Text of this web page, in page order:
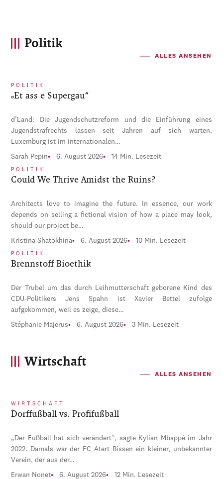
Politik
ALLES ANSEHEN
POLITIK
„Et ass e Supergau“
d’Land: Die Jugendschutzreform und die Einführung eines
Jugendstrafrechts lassen seit Jahren auf sich warten.
Luxemburg ist im internationalen…
Sarah Pepin 6. August 2026 14 Min. Lesezeit
POLITIK
Could We Thrive Amidst the Ruins?
Architects love to imagine the future. In essence, our work
depends on selling a fictional vision of how a place may look,
should our project be…
Kristina Shatokhina 6. August 2026 10 Min. Lesezeit
POLITIK
Brennstoff Bioethik
Der Trubel um das durch Leihmutterschaft geborene Kind des
CDU-Politikers Jens Spahn ist Xavier Bettel zufolge
aufgekommen, weil es zeige, diese…
Stéphanie Majerus 6. August 2026 3 Min. Lesezeit
Wirtschaft
ALLES ANSEHEN
WIRTSCHAFT
Dorffußball vs. Profifußball
„Der Fußball hat sich verändert“, sagte Kylian Mbappé im Jahr
2022. Damals war der FC Atert Bissen ein kleiner, unbekannter
Verein, der aus der…
Erwan Nonet 6. August 2026 12 Min. Lesezeit